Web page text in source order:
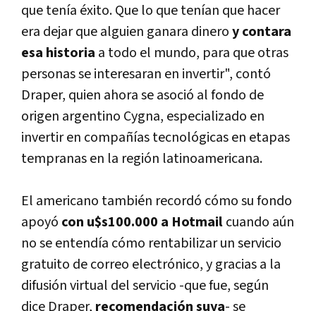
que tení­a éxito. Que lo que tení­an que hacer
era dejar que alguien ganara dineroy contara
esa historia a todo el mundo, para que otras
personas se interesaran en invertir", contó
Draper, quien ahora se asoció al fondo de
origen argentino Cygna, especializado en
invertir en compañí­as tecnológicas en etapas
tempranas en la región latinoamericana.
El americano también recordó cómo su fondo
apoyó con u$s100.000 a Hotmailcuando aún
no se entendí­a cómo rentabilizar un servicio
gratuito de correo electrónico, y gracias a la
difusión virtual del servicio -que fue, según
dice Draper, recomendación suya- se